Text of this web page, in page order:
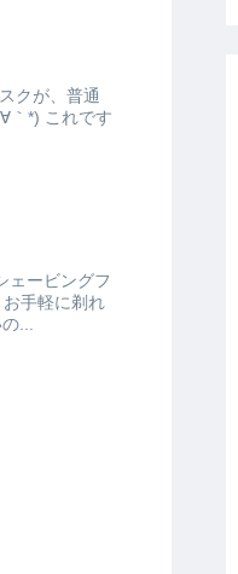
クが、普通
です
ェービングフ
の...